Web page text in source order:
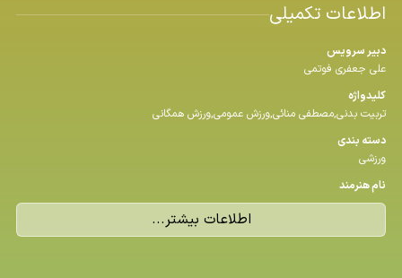
اطلاعات تکمیلی
دبیر سرویس
علی جعفری فوتمی
كلیدواژه
تربیت بدنی,مصطفی منائی,ورزش عمومی,ورزش همگانی
دسته بندی
ورزشی
نام هنرمند
اطلاعات بیشتر...